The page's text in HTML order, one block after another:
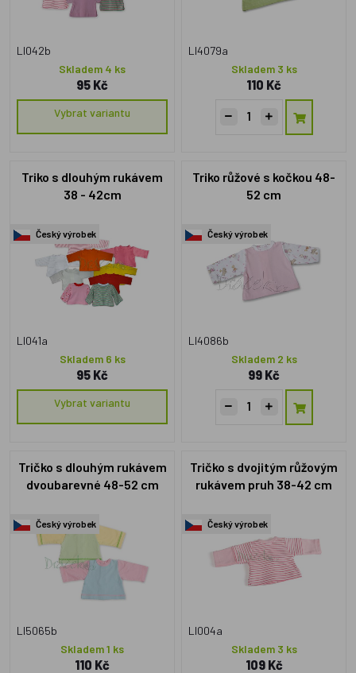
LI042b
Skladem 4 ks
95 Kč
Vybrat variantu
LI4079a
Skladem 3 ks
110 Kč
Triko s dlouhým rukávem
38 - 42cm
Český výrobek
LI041a
Skladem 6 ks
95 Kč
Vybrat variantu
Triko růžové s kočkou 48-
52 cm
Český výrobek
LI4086b
Skladem 2 ks
99 Kč
Tričko s dlouhým rukávem
dvoubarevné 48-52 cm
Český výrobek
LI5065b
Skladem 1 ks
110 Kč
Tričko s dvojitým růžovým
rukávem pruh 38-42 cm
Český výrobek
LI004a
Skladem 3 ks
109 Kč